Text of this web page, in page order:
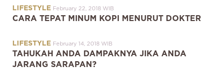
LIFESTYLE February 22, 2018 WIB
CARA TEPAT MINUM KOPI MENURUT DOKTER
LIFESTYLE February 14, 2018 WIB
TAHUKAH ANDA DAMPAKNYA JIKA ANDA
JARANG SARAPAN?